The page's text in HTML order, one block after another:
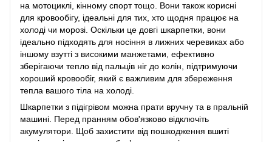
на мотоциклі, кінному спорт тощо. Вони також корисні
для кровообігу, ідеальні для тих, хто щодня працює на
холоді чи морозі. Оскільки це довгі шкарпетки, вони
ідеально підходять для носіння в лижних черевиках або
іншому взутті з високими манжетами, ефективно
зберігаючи тепло від пальців ніг до колін, підтримуючи
хороший кровообіг, який є важливим для збереження
тепла вашого тіла на холоді.
Шкарпетки з підігрівом можна прати вручну та в пральній
машині. Перед пранням обов'язково відключіть
акумулятори. Щоб захистити від пошкодження вшиті